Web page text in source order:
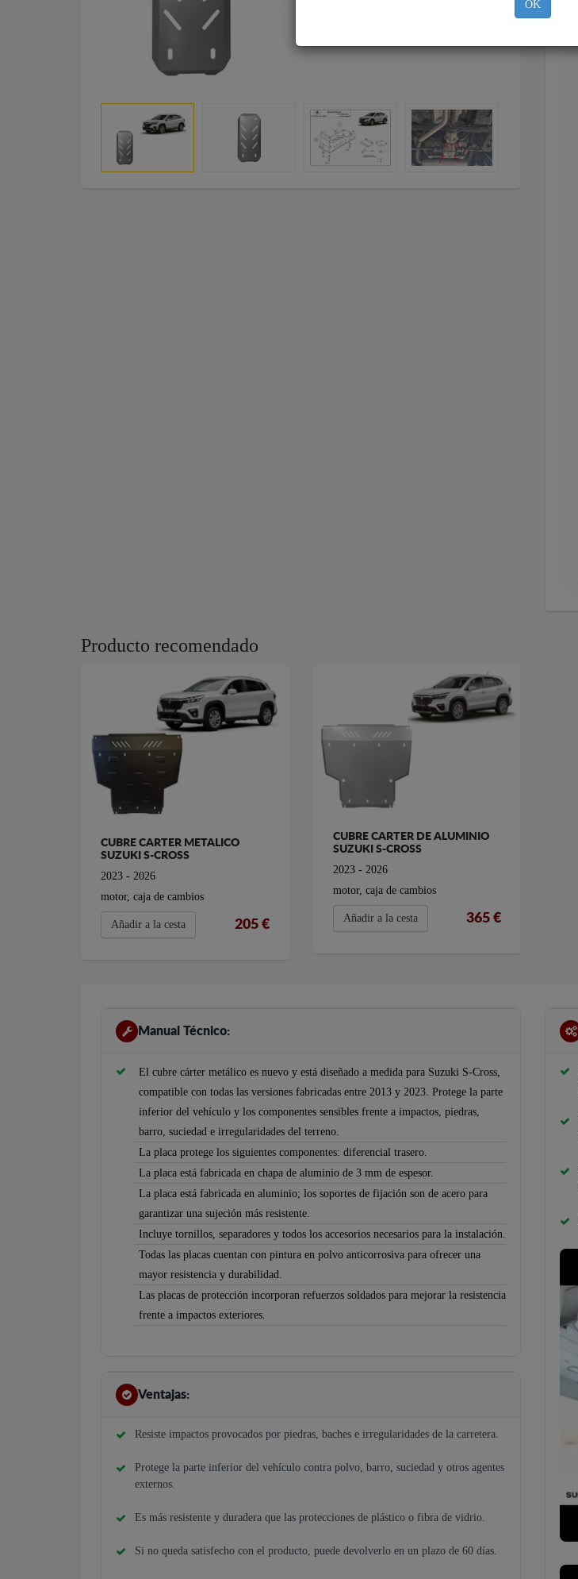
Producto recomendado
CUBRE CARTER METALICO
SUZUKI S-CROSS
2023 - 2026
motor, caja de cambios
Añadir a la cesta 205 €
CUBRE CARTER DE ALUMINIO
SUZUKI S-CROSS
2023 - 2026
motor, caja de cambios
Añadir a la cesta 365 €
Manual Técnico:
El cubre cárter metálico es nuevo y está diseñado a medida para Suzuki S-Cross,
compatible con todas las versiones fabricadas entre 2013 y 2023. Protege la parte
inferior del vehículo y los componentes sensibles frente a impactos, piedras,
barro, suciedad e irregularidades del terreno.
La placa protege los siguientes componentes: diferencial trasero.
La placa está fabricada en chapa de aluminio de 3 mm de espesor.
La placa está fabricada en aluminio; los soportes de fijación son de acero para
garantizar una sujeción más resistente.
Incluye tornillos, separadores y todos los accesorios necesarios para la instalación.
Todas las placas cuentan con pintura en polvo anticorrosiva para ofrecer una
mayor resistencia y durabilidad.
Las placas de protección incorporan refuerzos soldados para mejorar la resistencia
frente a impactos exteriores.
Ventajas:
Resiste impactos provocados por piedras, baches e irregularidades de la carretera.
Protege la parte inferior del vehículo contra polvo, barro, suciedad y otros agentes
externos.
Es más resistente y duradera que las protecciones de plástico o fibra de vidrio.
Si no queda satisfecho con el producto, puede devolverlo en un plazo de 60 días.
OK